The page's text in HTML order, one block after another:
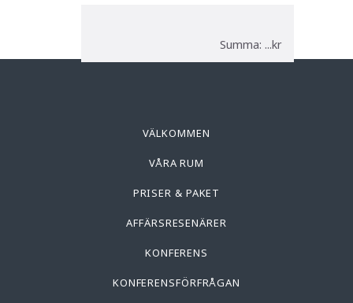
Summa: ...kr
VÄLKOMMEN
VÅRA RUM
PRISER & PAKET
AFFÄRSRESENÄRER
KONFERENS
KONFERENSFÖRFRÅGAN